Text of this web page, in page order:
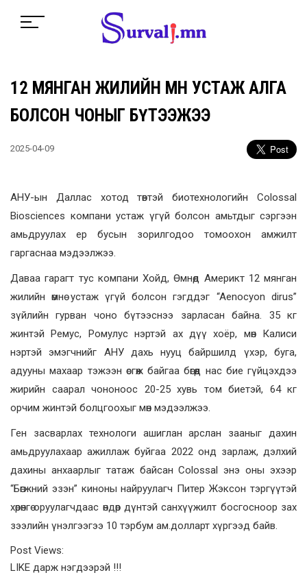
12 МЯНГАН ЖИЛИЙН ӨМНӨ УСТАЖ АЛГА
БОЛСОН ЧОНЫГ БҮТЭЭЖЭЭ
2025-04-09
АНУ-ын Даллас хотод төвтэй биотехнологийн Colossal
Biosciences компани устаж үгүй болсон амьтдыг сэргээн
амьдруулах ер бусын зорилгодоо томоохон амжилт
гаргаснаа мэдээлжээ.
Даваа гарагт тус компани Хойд, Өмнөд Америкт 12 мянган
жилийн өмнө устаж үгүй болсон гэгддэг “Aenocyon dirus”
зүйлийн гурван чоно бүтээснээ зарласан байна. 35 кг
жинтэй Ремус, Ромулус нэртэй ах дүү хоёр, мөн Калиси
нэртэй эмэгчнийг АНУ дахь нууц байршилд үхэр, буга,
адууны махаар тэжээн өсгөж байгаа бөгөөд нас бие гүйцэхдээ
жирийн саарал чононоос 20-25 хувь том биетэй, 64 кг
орчим жинтэй болцгоохыг мөн мэдээлжээ.
Ген засварлах технологи ашиглан арслан зааныг дахин
амьдруулахаар ажиллаж буйгаа 2022 онд зарлаж, дэлхий
дахины анхаарлыг татаж байсан Colossal энэ оны эхээр
“Бөгжний эзэн” киноны найруулагч Питер Жэксон тэргүүтэй
хөрөнгө оруулагчдаас өндөр дүнтэй санхүүжилт босгосноор зах
зээлийн үнэлгээгээ 10 тэрбум ам.долларт хүргээд байв.
Post Views:
LIKE дарж нэгдээрэй !!!